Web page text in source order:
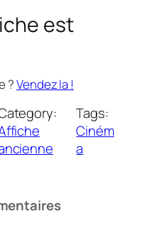
est
?Vendez la !
Tags:
Ciném
a